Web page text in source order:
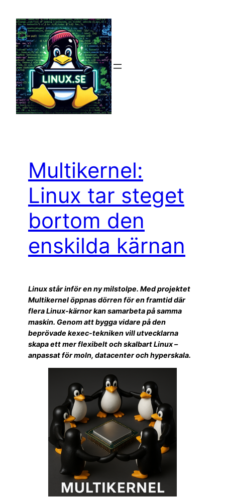
innehåll
Multikernel:
Linux tar steget
bortom den
enskilda kärnan
Linux står inför en ny milstolpe. Med projektet
Multikernel öppnas dörren för en framtid där
flera Linux-kärnor kan samarbeta på samma
maskin. Genom att bygga vidare på den
beprövade kexec-tekniken vill utvecklarna
skapa ett mer flexibelt och skalbart Linux –
anpassat för moln, datacenter och hyperskala.